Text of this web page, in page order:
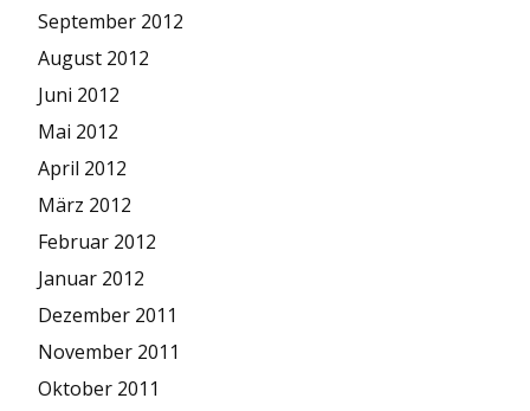
September 2012
August 2012
Juni 2012
Mai 2012
April 2012
März 2012
Februar 2012
Januar 2012
Dezember 2011
November 2011
Oktober 2011